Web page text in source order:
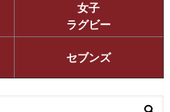
女子
ラグビー
セブンズ